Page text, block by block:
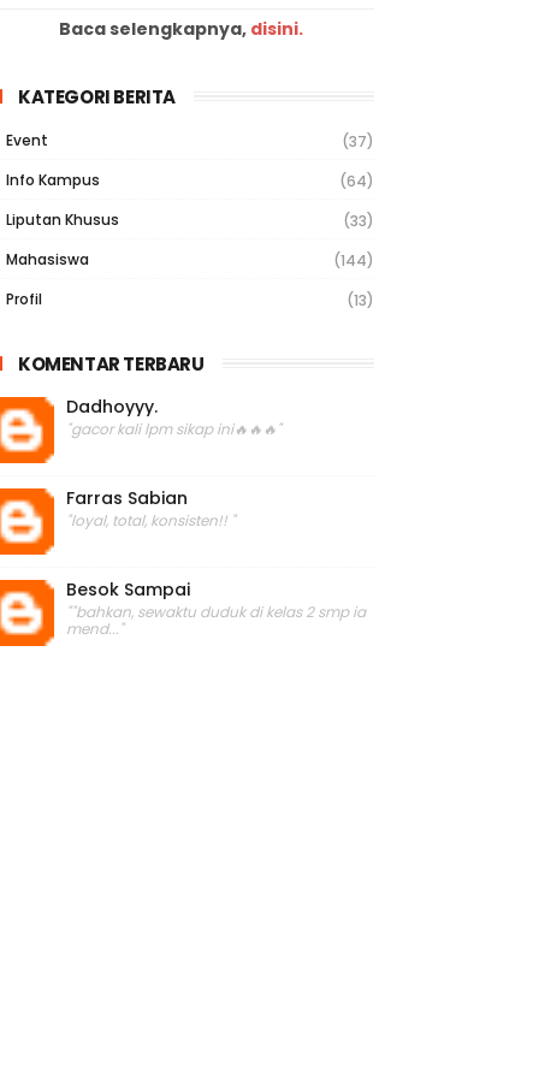
Baca selengkapnya, disini.
KATEGORI BERITA
Event
(37)
Info Kampus
(64)
Liputan Khusus
(33)
Mahasiswa
(144)
Profil
(13)
KOMENTAR TERBARU
Dadhoyyy.
"gacor kali lpm sikap ini🔥🔥🔥"
Farras Sabian
"loyal, total, konsisten!! "
Besok Sampai
""bahkan, sewaktu duduk di kelas 2 smp ia
mend..."